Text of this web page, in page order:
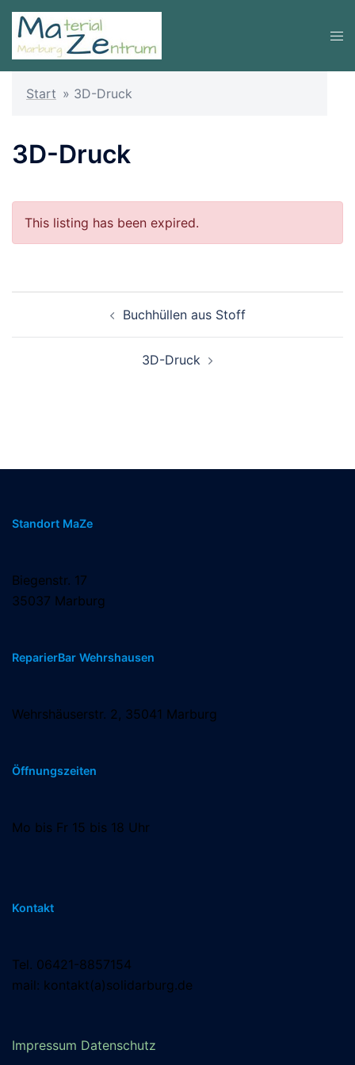
Zum
Inhalt
springen
Start » 3D-Druck
3D-Druck
This listing has been expired.
Buchhüllen aus Stoff
3D-Druck
Standort MaZe
Biegenstr. 17
35037 Marburg
ReparierBar Wehrshausen
Wehrshäuserstr. 2, 35041 Marburg
Öffnungszeiten
Mo bis Fr 15 bis 18 Uhr
Kontakt
Tel. 06421-8857154
mail: kontakt(a)solidarburg.de
Impressum Datenschutz